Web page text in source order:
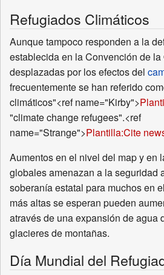
Refugiados Climáticos
Aunque tampoco responden a la
establecida en la Convención de
desplazadas por los efectos del
frecuentemente se han referido
climáticos"<ref name="Kirby">
"climate change refugees".<ref
name="Strange">Plantilla:Cite
Aumentos en el nivel del map y en
globales amenazan a la seguridad
soberanía estatal para muchos en
más altas se esperan pueden
através de una expansión de agua
glacieres de montañas.
Día Mundial del